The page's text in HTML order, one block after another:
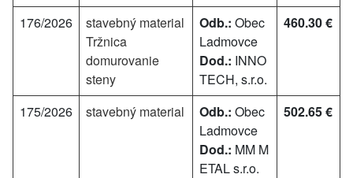
176/2026
stavebný material
Tržnica
domurovanie
steny
Odb.: Obec
Ladmovce
Dod.: INNO
TECH, s.r.o.
460.30 €
175/2026 stavebný material Odb.: Obec
Ladmovce
Dod.: MM M
ETAL s.r.o.
502.65 €